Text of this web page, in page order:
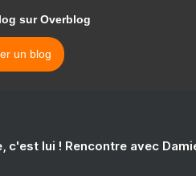
sur Overblog
un blog
c'est lui ! Rencontre avec